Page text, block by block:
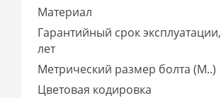
Материал
Гарантийный срок эксплуатации,
лет
Метрический размер болта (М..)
Цветовая кодировка